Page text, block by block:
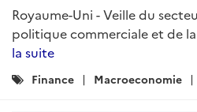
Royaume-Uni - Veille du
politique commerciale et de
la suite
Catégories
Finance Macroeconomie